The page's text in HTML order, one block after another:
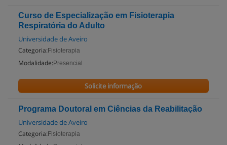
Curso de Especialização em Fisioterapia
Respiratória do Adulto
Universidade de Aveiro
Categoria: Fisioterapia
Modalidade: Presencial
Solicite informação
Programa Doutoral em Ciências da Reabilitação
Universidade de Aveiro
Categoria: Fisioterapia